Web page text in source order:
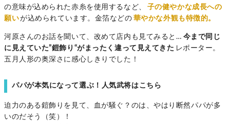
の意味が込められた赤糸を使用するなど、
子の健やかな成長への
願いが込められています。金箔などの 華やかな外観も特徴的。
河原さんのお話を聞いて、改めて店内も見てみると… 今まで同じ
に見えていた”鎧飾り“がまったく違って見えてきた レポーター。
五月人形の奥深さに感心しきりでした！
パパが本気になって選ぶ！人気武将はこちら
迫力のある鎧飾りを見て、血が騒ぐ？のは、やはり断然パパが多
いのだそう（笑）！